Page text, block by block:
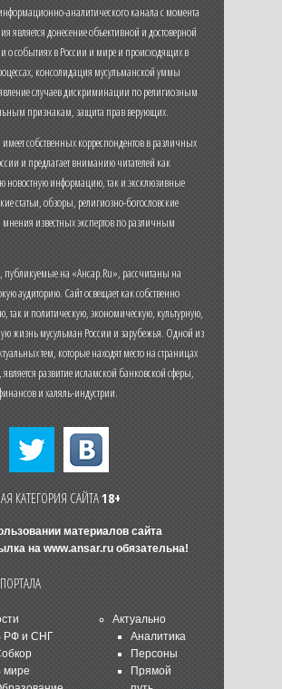
аналитического канала с момента
является донесение объективной и достоверной
о событиях в России и мире и происходящих в
консолидация мусульманской уммы
случаев дискриминации по религиозным
признакам, защита прав верующих.
собственных корреспондентов в различных
и предлагает вниманию читателей как
новостную информацию, так и эксклюзивные
статьи, обзоры, религиозно-богословские
известных экспертов по различным
на «Ансар.Ru», рассчитаны на
аудиторию. Сайт освещает как собственно
так и политическую, экономическую, культурную,
жизнь мусульман России и зарубежья. Одной из
тем, которые находят место на страницах
развитие исламской банковской сферы,
и халяль-индустрии.
КАТЕГОРИЯ САЙТА18+
материалов сайта
на www.ansar.ruобязательна!
РФ и СНГ
мире
Актуально
Аналитика
Персоны
Прямой